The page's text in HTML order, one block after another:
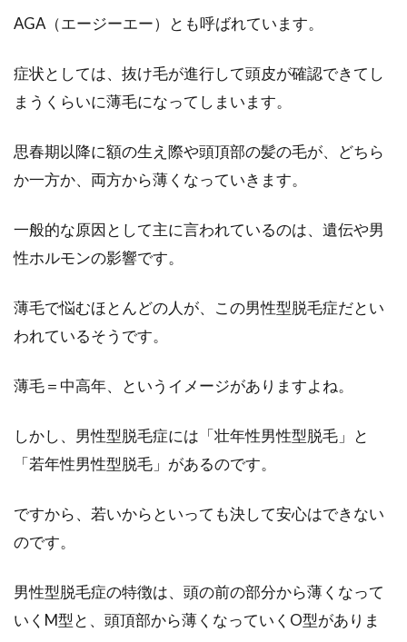
AGA（エージーエー）とも呼ばれています。
症状としては、抜け毛が進行して頭皮が確認できてし
まうくらいに薄毛になってしまいます。
思春期以降に額の生え際や頭頂部の髪の毛が、どちら
か一方か、両方から薄くなっていきます。
一般的な原因として主に言われているのは、遺伝や男
性ホルモンの影響です。
薄毛で悩むほとんどの人が、この男性型脱毛症だとい
われているそうです。
薄毛＝中高年、というイメージがありますよね。
しかし、男性型脱毛症には「壮年性男性型脱毛」と
「若年性男性型脱毛」があるのです。
ですから、若いからといっても決して安心はできない
のです。
男性型脱毛症の特徴は、頭の前の部分から薄くなって
いくM型と、頭頂部から薄くなっていくO型がありま